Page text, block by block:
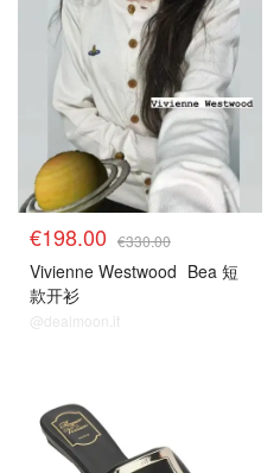
€198.00 €330.00
Vivienne Westwood Bea 短
款开衫
@dealmoon.it